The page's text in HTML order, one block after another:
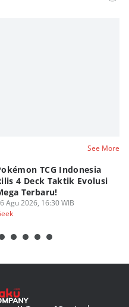
See More
TCG Indonesia
4 Deck Taktik Evolusi
Terbaru!
Agu 2026, 16:30 WIB